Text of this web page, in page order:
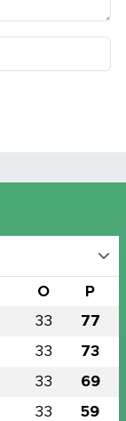
O P
33 77
33 73
33 69
33 59